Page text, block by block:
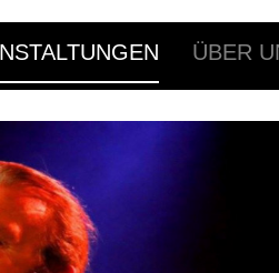
ÜBER